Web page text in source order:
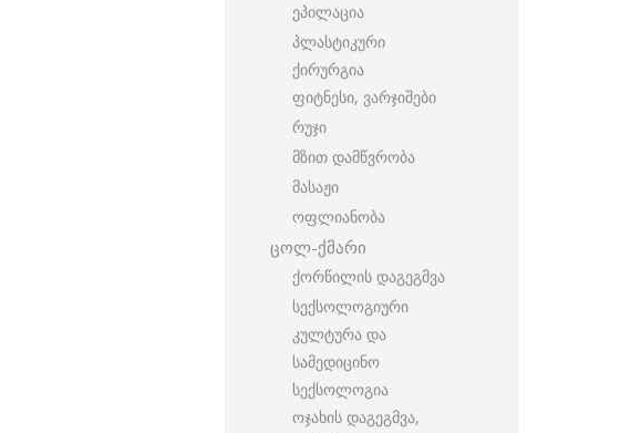
ეპილაცია
პლასტიკური
ქირურგია
ფიტნესი, ვარჯიშები
რუჯი
მზით დამწვრობა
მასაჟი
ოფლიანობა
ცოლ-ქმარი
ქორწილის დაგეგმვა
სექსოლოგიური
კულტურა და
სამედიცინო
სექსოლოგია
ოჯახის დაგეგმვა,